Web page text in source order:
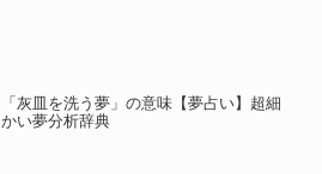
「灰皿を洗う夢」の意味【夢占い】超細
かい夢分析辞典